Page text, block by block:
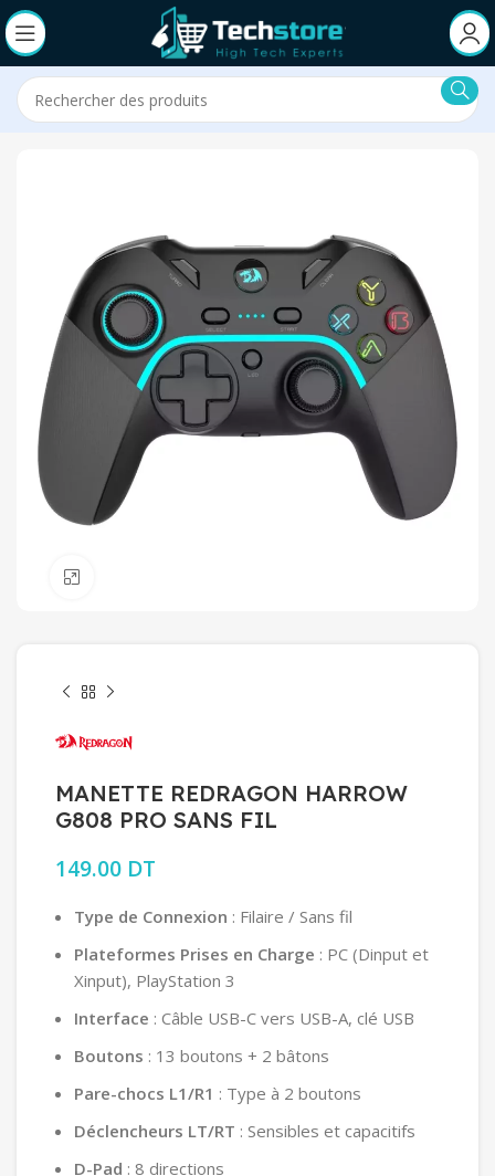
MANETTE REDRAGON HARROW
G808 PRO SANS FIL
149.00 DT
Type de Connexion : Filaire / Sans fil
Plateformes Prises en Charge : PC (Dinput et
Xinput), PlayStation 3
Interface : Câble USB-C vers USB-A, clé USB
Boutons : 13 boutons + 2 bâtons
Pare-chocs L1/R1 : Type à 2 boutons
Déclencheurs LT/RT : Sensibles et capacitifs
D-Pad : 8 directions